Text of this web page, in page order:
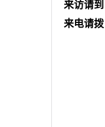
来访请到
来电请拨